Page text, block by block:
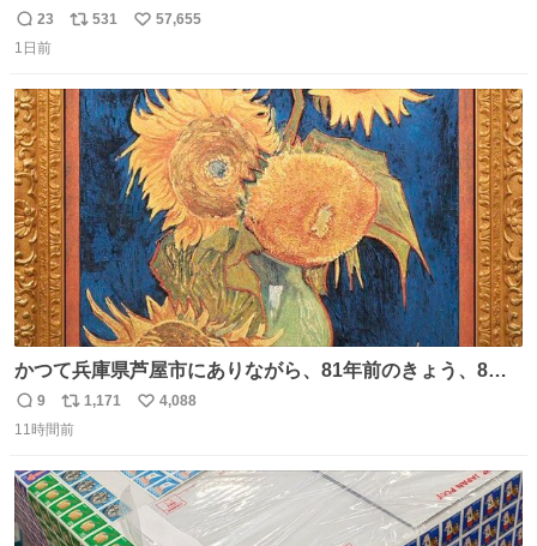
返
信
23
リ
ト
数
531
い
数
57,655
1日前
かつて兵庫県芦屋市にありながら、81年前のきょう、8月6
日の阪神大空襲の折に残念ながら焼失した、 #ゴッホ の幻
の「 #ヒマワリ 」。 当館は、東京都にある武者小路実篤記
り陶板で原寸大に再現し、2014年より展示しています。 #
大塚国際美術館
返
信
9
リ
ポ
ト
数
1,171
い
数
4,088
11時間前